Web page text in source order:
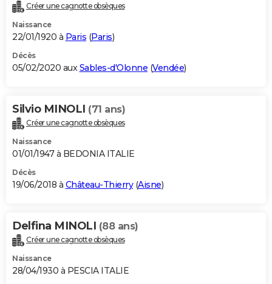
Créer une cagnotte obsèques
Naissance
22/01/1920 à Paris (Paris)
Décès
05/02/2020 auxSables-d'Olonne (Vendée)
Silvio MINOLI (71 ans)
Créer une cagnotte obsèques
Naissance
01/01/1947 à BEDONIA ITALIE
Décès
19/06/2018 à Château-Thierry(Aisne)
Delfina MINOLI (88 ans)
Créer une cagnotte obsèques
Naissance
28/04/1930 à PESCIA ITALIE